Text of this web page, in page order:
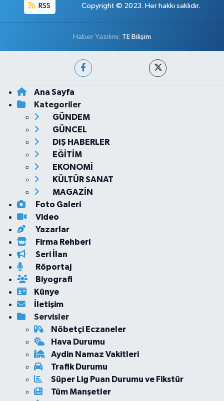
RSS Copyright © 2023. Her hakkı saklıdır.
Haber Yazılımı: TE Bilişim
Ana Sayfa
Kategoriler
GÜNDEM
GÜNCEL
DIŞ HABERLER
EĞİTİM
EKONOMİ
KÜLTÜR SANAT
MAGAZİN
Foto Galeri
Video
Yazarlar
Firma Rehberi
Seri İlan
Röportaj
Biyografi
Künye
İletişim
Servisler
Nöbetçi Eczaneler
Hava Durumu
Aydin Namaz Vakitleri
Trafik Durumu
Süper Lig Puan Durumu ve Fikstür
Tüm Manşetler